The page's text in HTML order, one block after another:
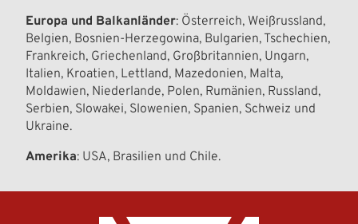
Europa und Balkanländer: Österreich, Weißrussland,
Belgien, Bosnien-Herzegowina, Bulgarien, Tschechien,
Frankreich, Griechenland, Großbritannien, Ungarn,
Italien, Kroatien, Lettland, Mazedonien, Malta,
Moldawien, Niederlande, Polen, Rumänien, Russland,
Serbien, Slowakei, Slowenien, Spanien, Schweiz und
Ukraine.
Amerika: USA, Brasilien und Chile.